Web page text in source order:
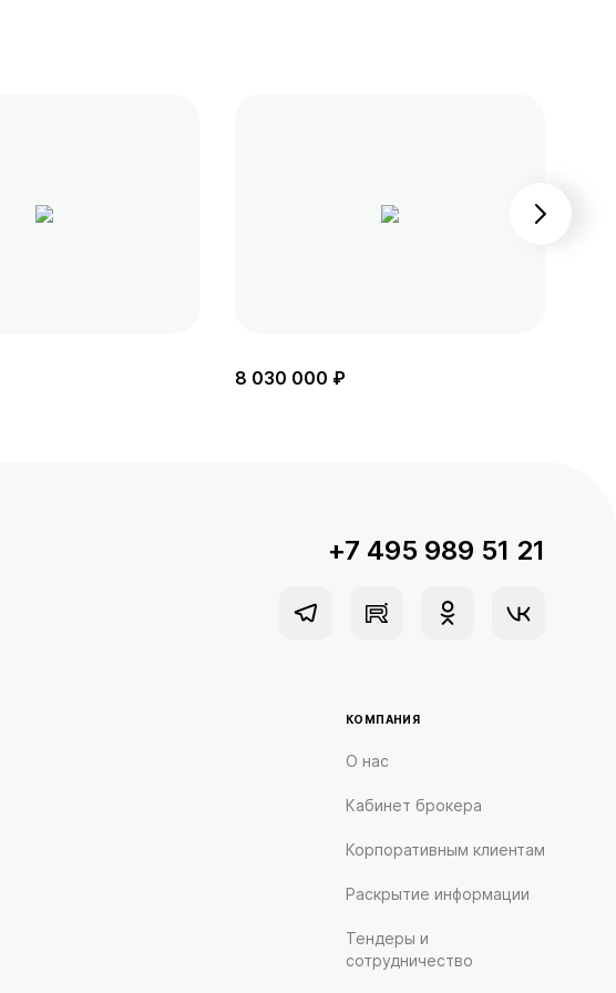
8 030 000 ₽
+7 495 989 51 21
КОМПАНИЯ
О нас
Кабинет брокера
Корпоративным клиентам
Раскрытие информации
Тендеры и
сотрудничество